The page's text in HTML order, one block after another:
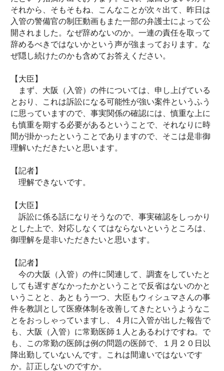
それから、そもそもね、こんなことが次々出て、昨日は
入管の警備官の制圧動画もまた一部の弁護士によって公
開されました。なぜ辞めないのか。一連の責任を取って
辞めるべきではないかという声が強まっております。な
ぜ隠し続けたのかも含めてお答えください。
【大臣】
まず、大阪（入管）の件については、申し上げている
とおり、これは訴訟になる可能性が強い案件というふう
に思っていますので、事実関係の確認には、慎重な上に
も慎重を期する必要があるということで、それなりに時
間が掛かったということでありますので、そこは是非御
理解いただきたいと思います。
【記者】
理解できないです。
【大臣】
訴訟に係る話になりそうなので、事実確認をしっかり
とした上で、対応しなくてはならないというところは、
御理解を是非いただきたいと思います。
【記者】
今の大阪（入管）の件に関連して、調査をしていたと
しても遅すぎなかったかということで反省はないのかと
いうことと、あともう一つ、大臣もウィシュマさんの事
件を教訓として医療体制を改善してきたというようなこ
とをおっしゃっていますし、４月に入管が出した報告で
も、大阪（入管）に常勤医師１人とあるわけですね。で
も、この常勤の医師は例の問題の医師で、１月２０日以
降出勤していないんです。これは間違いではないです
か。訂正しないのですか。